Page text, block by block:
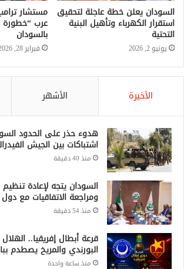
السودان يعلن خطة عاجلة لتحقيق
استقرار الكهرباء وتأهيل البنية
التحتية
يونيو 2, 2026
مستشار
عرب “خطورة
بالسودان
فبراير 28, 2026
الأخيرة الأشهر
هدوء حذر على الحدود
اشتباكات بين الجيش
منذ 40 دقيقة
السودان يتجه لإعادة تنظيم
ومراجعة الاتفاقيات مع دول
منذ 54 دقيقة
قرعة أبطال إفريقيا..
البورندي والمريخ يصطدم
منذ ساعة واحدة